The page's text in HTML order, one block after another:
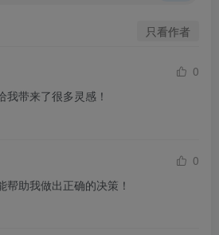
只看作者
0
我带来了很多灵感！
0
帮助我做出正确的决策！